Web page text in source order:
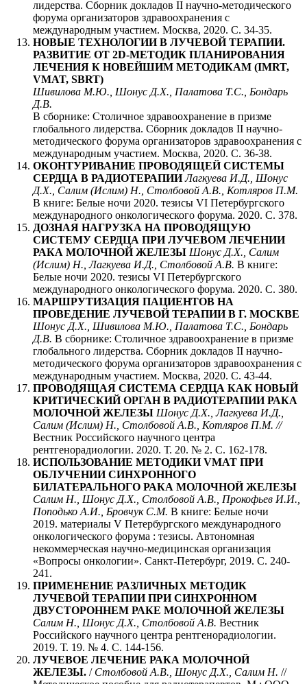
лидерства. Сборник докладов II научно-методического
форума организаторов здравоохранения с
международным участием. Москва, 2020. С. 34-35.
НОВЫЕ ТЕХНОЛОГИИ В ЛУЧЕВОЙ ТЕРАПИИ.
РАЗВИТИЕ ОТ 2D-МЕТОДИК ПЛАНИРОВАНИЯ
ЛЕЧЕНИЯ К НОВЕЙШИМ МЕТОДИКАМ (IMRT,
VMAT, SBRT)
Шивилова М.Ю., Шонус Д.Х., Палатова Т.С., Бондарь
Д.В.
В сборнике: Столичное здравоохранение в призме
глобального лидерства. Сборник докладов II научно-
методического форума организаторов здравоохранения с
международным участием. Москва, 2020. С. 36-38.
ОКОНТУРИВАНИЕ ПРОВОДЯЩЕЙ СИСТЕМЫ
СЕРДЦА В РАДИОТЕРАПИИЛагкуева И.Д., Шонус
Д.Х., Салим (Ислим) Н., Столбовой А.В., Котляров П.М.
В книге: Белые ночи 2020. тезисы VI Петербургского
международного онкологического форума. 2020. С. 378.
ДОЗНАЯ НАГРУЗКА НА ПРОВОДЯЩУЮ
СИСТЕМУ СЕРДЦА ПРИ ЛУЧЕВОМ ЛЕЧЕНИИ
РАКА МОЛОЧНОЙ ЖЕЛЕЗЫ Шонус Д.Х., Салим
(Ислим) Н., Лагкуева И.Д., Столбовой А.В. В книге:
Белые ночи 2020. тезисы VI Петербургского
международного онкологического форума. 2020. С. 380.
МАРШРУТИЗАЦИЯ ПАЦИЕНТОВ НА
ПРОВЕДЕНИЕ ЛУЧЕВОЙ ТЕРАПИИ В Г. МОСКВЕ
Шонус Д.Х., Шивилова М.Ю., Палатова Т.С., Бондарь
Д.В. В сборнике: Столичное здравоохранение в призме
глобального лидерства. Сборник докладов II научно-
методического форума организаторов здравоохранения с
международным участием. Москва, 2020. С. 43-44.
ПРОВОДЯЩАЯ СИСТЕМА СЕРДЦА КАК НОВЫЙ
КРИТИЧЕСКИЙ ОРГАН В РАДИОТЕРАПИИ РАКА
МОЛОЧНОЙ ЖЕЛЕЗЫ Шонус Д.Х., Лагкуева И.Д.,
Салим (Ислим) Н., Столбовой А.В., Котляров П.М. //
Вестник Российского научного центра
рентгенорадиологии. 2020. Т. 20. № 2. С. 162-178.
ИСПОЛЬЗОВАНИЕ МЕТОДИКИ VMAT ПРИ
ОБЛУЧЕНИИ СИНХРОННОГО
БИЛАТЕРАЛЬНОГО РАКА МОЛОЧНОЙ ЖЕЛЕЗЫ
Салим Н., Шонус Д.Х., Столбовой А.В., Прокофьев И.И.,
Поподько А.И., Бровчук С.М. В книге: Белые ночи
2019. материалы V Петербургского международного
онкологического форума : тезисы. Автономная
некоммерческая научно-медицинская организация
«Вопросы онкологии». Санкт-Петербург, 2019. С. 240-
241.
ПРИМЕНЕНИЕ РАЗЛИЧНЫХ МЕТОДИК
ЛУЧЕВОЙ ТЕРАПИИ ПРИ СИНХРОННОМ
ДВУСТОРОННЕМ РАКЕ МОЛОЧНОЙ ЖЕЛЕЗЫ
Салим Н., Шонус Д.Х., Столбовой А.В. Вестник
Российского научного центра рентгенорадиологии.
2019. Т. 19. № 4. С. 144-156.
ЛУЧЕВОЕ ЛЕЧЕНИЕ РАКА МОЛОЧНОЙ
ЖЕЛЕЗЫ. / Столбовой А.В., Шонус Д.Х., Салим Н. //